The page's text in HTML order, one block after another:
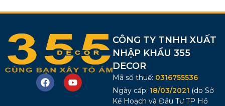
CÔNG TY TNHH XUẤT
NHẬP KHẨU 355
DECOR
Mã số thuế: 0316755536
Ngày cấp: 18/03/2021 (do Sở
Kế Hoạch và Đầu Tư TP Hồ